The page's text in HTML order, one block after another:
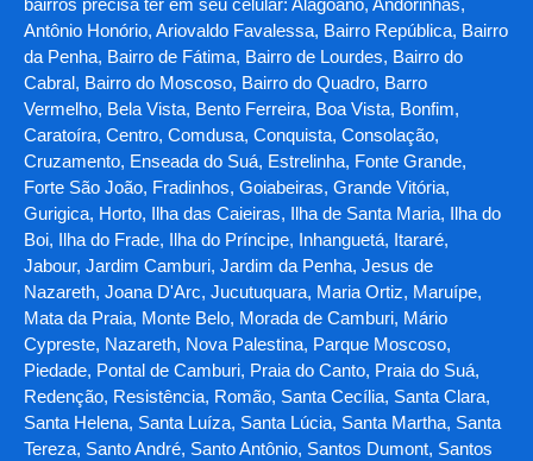
bairros precisa ter em seu celular: Alagoano, Andorinhas,
Antônio Honório, Ariovaldo Favalessa, Bairro República, Bairro
da Penha, Bairro de Fátima, Bairro de Lourdes, Bairro do
Cabral, Bairro do Moscoso, Bairro do Quadro, Barro
Vermelho, Bela Vista, Bento Ferreira, Boa Vista, Bonfim,
Caratoíra, Centro, Comdusa, Conquista, Consolação,
Cruzamento, Enseada do Suá, Estrelinha, Fonte Grande,
Forte São João, Fradinhos, Goiabeiras, Grande Vitória,
Gurigica, Horto, Ilha das Caieiras, Ilha de Santa Maria, Ilha do
Boi, Ilha do Frade, Ilha do Príncipe, Inhanguetá, Itararé,
Jabour, Jardim Camburi, Jardim da Penha, Jesus de
Nazareth, Joana D'Arc, Jucutuquara, Maria Ortiz, Maruípe,
Mata da Praia, Monte Belo, Morada de Camburi, Mário
Cypreste, Nazareth, Nova Palestina, Parque Moscoso,
Piedade, Pontal de Camburi, Praia do Canto, Praia do Suá,
Redenção, Resistência, Romão, Santa Cecília, Santa Clara,
Santa Helena, Santa Luíza, Santa Lúcia, Santa Martha, Santa
Tereza, Santo André, Santo Antônio, Santos Dumont, Santos